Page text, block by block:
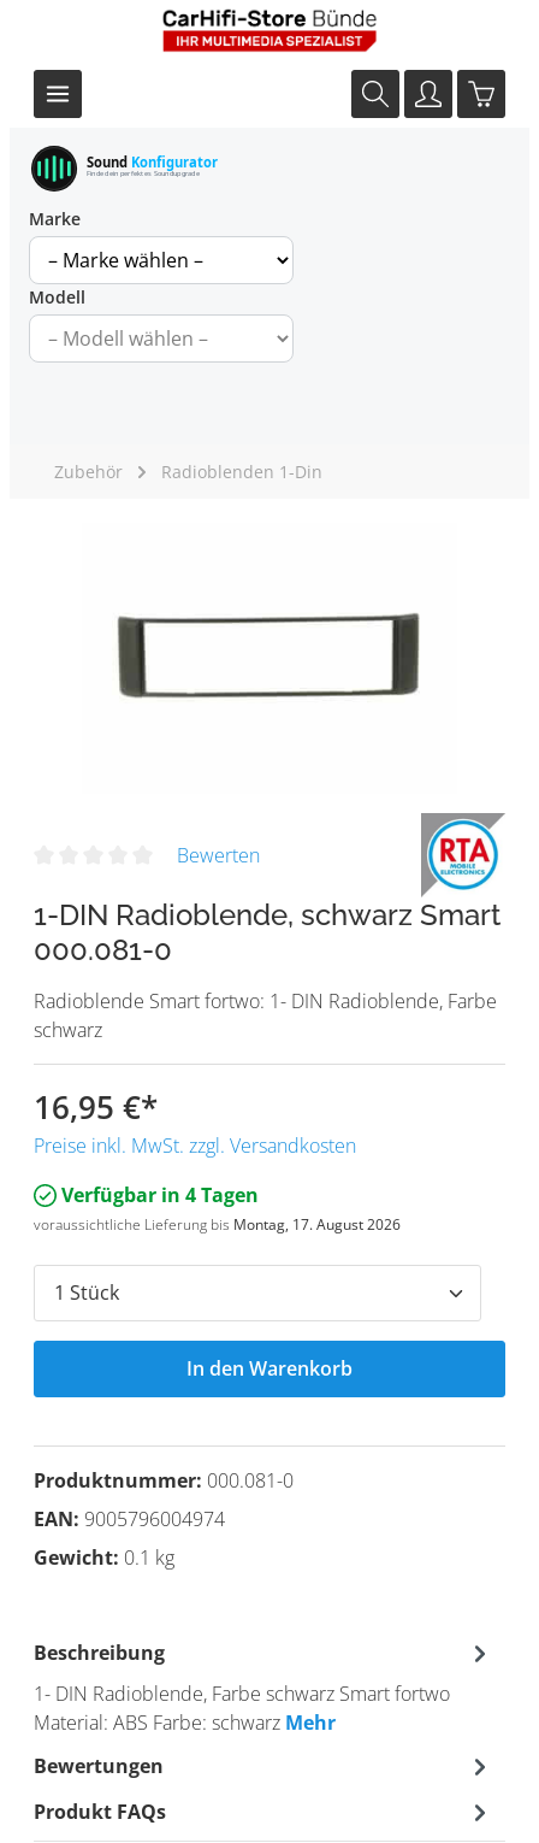
Sound Konfigurator
Finde dein perfektes Soundupgrade
Marke
Modell
Zubehör Radioblenden 1-Din
Bewerten
1-DIN Radioblende, schwarz Smart
000.081-0
Radioblende Smart fortwo: 1- DIN Radioblende, Farbe
schwarz
16,95 €*
Preise inkl. MwSt. zzgl. Versandkosten
Verfügbar in 4 Tagen
voraussichtliche Lieferung bis Montag, 17. August 2026
In den Warenkorb
Produktnummer: 000.081-0
EAN: 9005796004974
Gewicht: 0.1 kg
Beschreibung
1- DIN Radioblende, Farbe schwarz Smart fortwo
Material: ABS Farbe: schwarz Mehr
Bewertungen
Produkt FAQs